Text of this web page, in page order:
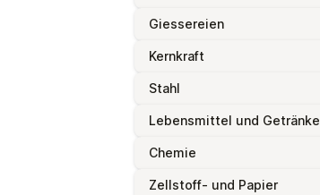
Giessereien
Kernkraft
Stahl
Lebensmittel und Getränke
Chemie
Zellstoff- und Papier